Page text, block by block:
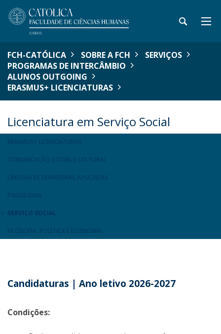
FCH-CATÓLICA SOBRE A FCH
SERVIÇOS
PROGRAMAS DE INTERCÂMBIO
ALUNOS OUTGOING
ERASMUS+ LICENCIATURAS
Licenciatura em Serviço Social
SERVIÇO SOCIAL
Candidaturas | Ano letivo 2026-2027
Condições: